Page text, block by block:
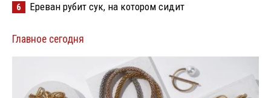
6 Ереван рубит сук, на котором сидит
Главное сегодня